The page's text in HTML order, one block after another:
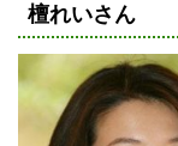
檀れいさん